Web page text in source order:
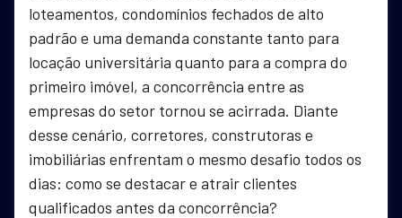
loteamentos, condomínios fechados de alto
padrão e uma demanda constante tanto para
locação universitária quanto para a compra do
primeiro imóvel, a concorrência entre as
empresas do setor tornou se acirrada. Diante
desse cenário, corretores, construtoras e
imobiliárias enfrentam o mesmo desafio todos os
dias: como se destacar e atrair clientes
qualificados antes da concorrência?